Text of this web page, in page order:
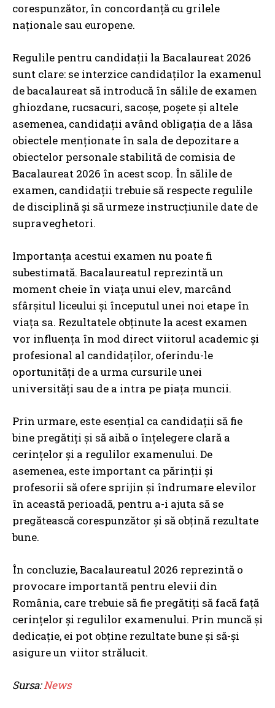
corespunzător, în concordanță cu grilele
naționale sau europene.
Regulile pentru candidații la Bacalaureat 2026
sunt clare: se interzice candidaților la examenul
de bacalaureat să introducă în sălile de examen
ghiozdane, rucsacuri, sacoșe, poșete și altele
asemenea, candidații având obligația de a lăsa
obiectele menționate în sala de depozitare a
obiectelor personale stabilită de comisia de
Bacalaureat 2026 în acest scop. În sălile de
examen, candidații trebuie să respecte regulile
de disciplină și să urmeze instrucțiunile date de
supraveghetori.
Importanța acestui examen nu poate fi
subestimată. Bacalaureatul reprezintă un
moment cheie în viața unui elev, marcând
sfârșitul liceului și începutul unei noi etape în
viața sa. Rezultatele obținute la acest examen
vor influența în mod direct viitorul academic și
profesional al candidaților, oferindu-le
oportunități de a urma cursurile unei
universități sau de a intra pe piața muncii.
Prin urmare, este esențial ca candidații să fie
bine pregătiți și să aibă o înțelegere clară a
cerințelor și a regulilor examenului. De
asemenea, este important ca părinții și
profesorii să ofere sprijin și îndrumare elevilor
în această perioadă, pentru a-i ajuta să se
pregătească corespunzător și să obțină rezultate
bune.
În concluzie, Bacalaureatul 2026 reprezintă o
provocare importantă pentru elevii din
România, care trebuie să fie pregătiți să facă față
cerințelor și regulilor examenului. Prin muncă și
dedicație, ei pot obține rezultate bune și să-și
asigure un viitor strălucit.
Sursa:News